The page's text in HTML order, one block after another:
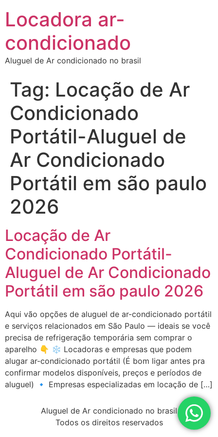
Locadora ar-
condicionado
Aluguel de Ar condicionado no brasil
Tag: Locação de Ar
Condicionado
Portátil-Aluguel de
Ar Condicionado
Portátil em são paulo
2026
Locação de Ar
Condicionado Portátil-
Aluguel de Ar Condicionado
Portátil em são paulo 2026
Aqui vão opções de aluguel de ar-condicionado portátil
e serviços relacionados em São Paulo — ideais se você
precisa de refrigeração temporária sem comprar o
aparelho 👇 ❄️ Locadoras e empresas que podem
alugar ar-condicionado portátil (É bom ligar antes pra
confirmar modelos disponíveis, preços e períodos de
aluguel) 🔹 Empresas especializadas em locação de […]
Aluguel de Ar condicionado no brasil
Todos os direitos reservados